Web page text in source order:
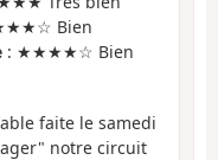
Bien
: ★★★★☆ Bien
faite le samedi
notre circuit